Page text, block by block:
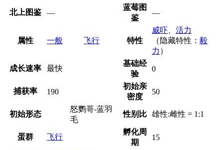
北上图鉴 —
蓝莓图
鉴
—
属性 一般 飞行 特性
威吓
活力
（隐藏特性： 毅
力 ）
成长速率 最快
基础经
验
0
捕获率 190
初始亲
密度
50
初始形态
怒鹦哥-蓝羽
毛
性别比 雄性:雌性 = 1:1
蛋群 飞行
孵化周
期
15